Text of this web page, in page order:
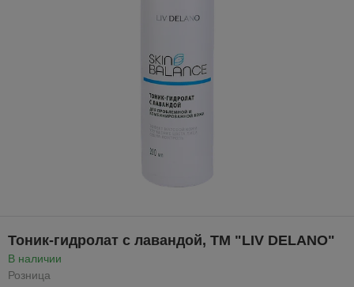
Тоник-гидролат с лавандой, ТМ "LIV DELANO"
В наличии
Розница